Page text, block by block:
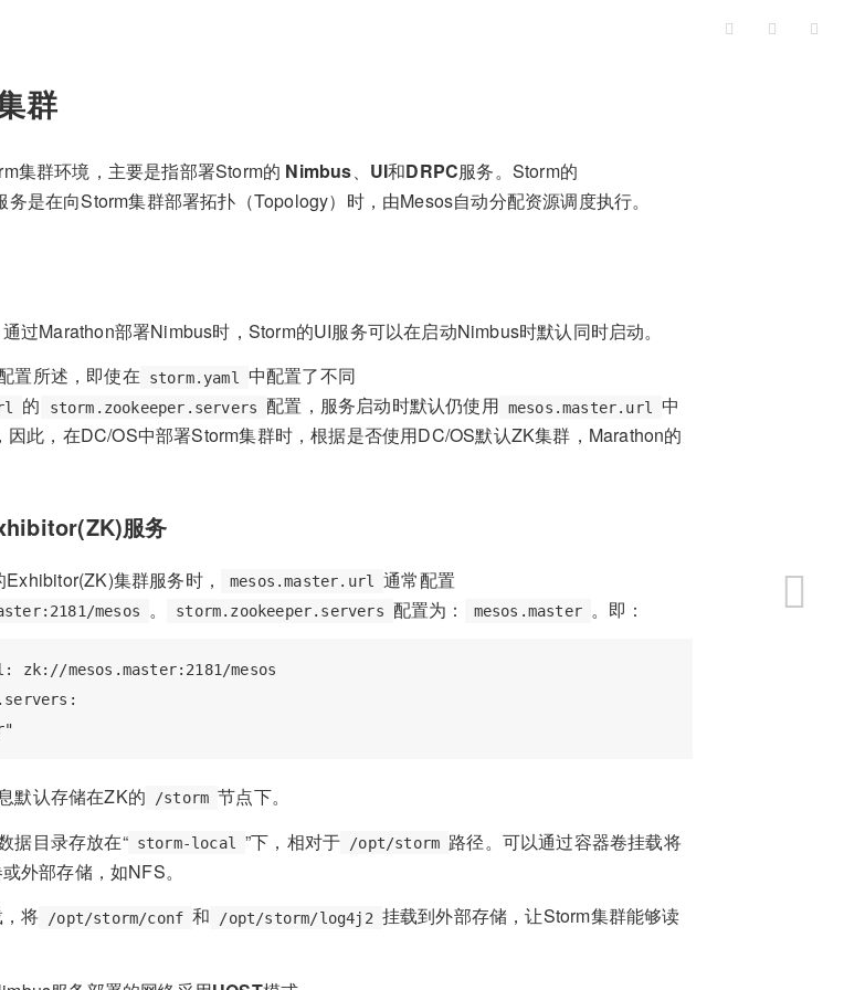
群
集群环境，主要是指部署Storm的 Nimbus、 UI和DRPC服务。Storm的
是在向Storm集群部署拓扑（Topology）时，由Mesos自动分配资源调度执行。
过Marathon部署Nimbus时，Storm的UI服务可以在启动Nimbus时默认同时启动。
置所述，即使在
storm.yaml
中配置了不同
的 storm.zookeeper.servers 配置，服务启动时默认仍使用 mesos.master.url
中
因此，在DC/OS中部署Storm集群时，根据是否使用DC/OS默认ZK集群，Marathon的
服务
集群服务时， mesos.master.url
通常配置
mesos 。 storm.zookeeper.servers 配置为： mesos.master 。即：
zk://mesos.master:2181/mesos
默认存储在ZK的 /storm 节点下。
据目录存放在“ storm-local ”下，相对于 /opt/storm 路径。可以通过容器卷挂载将
外部存储，如NFS。
将
/opt/storm/conf 和 /opt/storm/log4j2 挂载到外部存储，让Storm集群能够读